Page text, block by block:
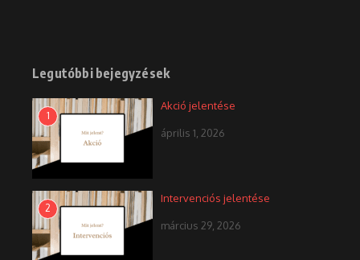
Legutóbbi bejegyzések
1
Akció jelentése
április 1, 2026
2
Intervenciós jelentése
március 29, 2026